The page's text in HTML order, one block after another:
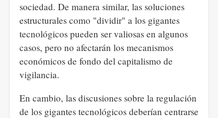
sociedad. De manera similar, las soluciones
estructurales como "dividir" a los gigantes
tecnológicos pueden ser valiosas en algunos
casos, pero no afectarán los mecanismos
económicos de fondo del capitalismo de
vigilancia.
En cambio, las discusiones sobre la regulación
de los gigantes tecnológicos deberían centrarse